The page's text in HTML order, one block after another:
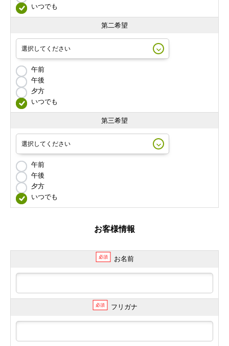
いつでも
第二希望
午前
午後
夕方
いつでも
第三希望
午前
午後
夕方
いつでも
お客様情報
必須 お名前
必須 フリガナ